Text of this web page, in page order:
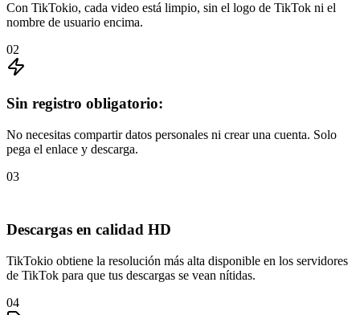
Con TikTokio, cada video está limpio, sin el logo de TikTok ni el
nombre de usuario encima.
02
Sin registro obligatorio:
No necesitas compartir datos personales ni crear una cuenta. Solo
pega el enlace y descarga.
03
Descargas en calidad HD
TikTokio obtiene la resolución más alta disponible en los servidores
de TikTok para que tus descargas se vean nítidas.
04